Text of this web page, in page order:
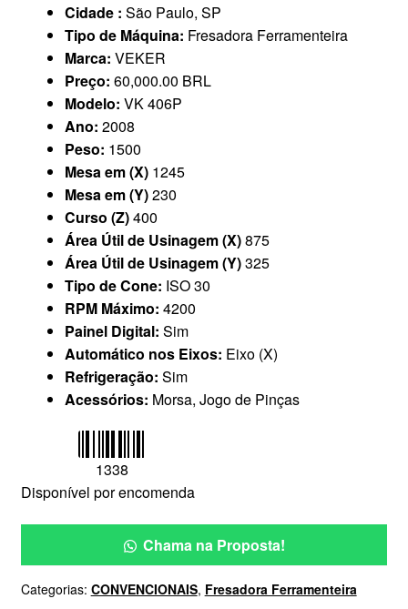
Cidade : São Paulo, SP
Tipo de Máquina: Fresadora Ferramenteira
Marca: VEKER
Preço: 60,000.00 BRL
Modelo: VK 406P
Ano: 2008
Peso: 1500
Mesa em (X) 1245
Mesa em (Y)230
Curso (Z)400
Área Útil de Usinagem (X)875
Área Útil de Usinagem (Y)325
Tipo de Cone: ISO 30
RPM Máximo: 4200
Painel Digital: Sim
Automático nos Eixos: Eixo (X)
Refrigeração: Sim
Acessórios: Morsa, Jogo de Pinças
1338
Disponível por encomenda
Chama na Proposta!
Categorias: CONVENCIONAIS, Fresadora Ferramenteira